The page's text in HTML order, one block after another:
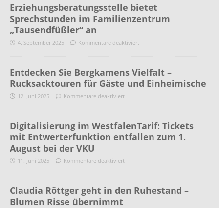
Erziehungsberatungsstelle bietet
Sprechstunden im Familienzentrum
„Tausendfüßler“ an
4. September 2025 Kommentare deaktiviert
Entdecken Sie Bergkamens Vielfalt –
Rucksacktouren für Gäste und Einheimische
12. Juni 2025 Kommentare deaktiviert
Digitalisierung im WestfalenTarif: Tickets
mit Entwerterfunktion entfallen zum 1.
August bei der VKU
11. Juni 2025 Kommentare deaktiviert
Claudia Röttger geht in den Ruhestand –
Blumen Risse übernimmt